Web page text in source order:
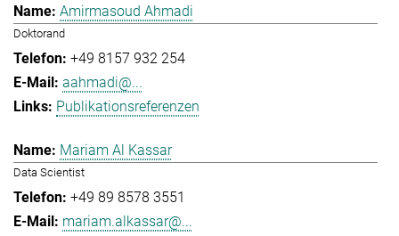
Amirmasoud Ahmadi
Doktorand
+49 8157 932 254
aahmadi@...
Publikationsreferenzen
Mariam Al Kassar
Data Scientist
+49 89 8578 3551
mariam.alkassar@...